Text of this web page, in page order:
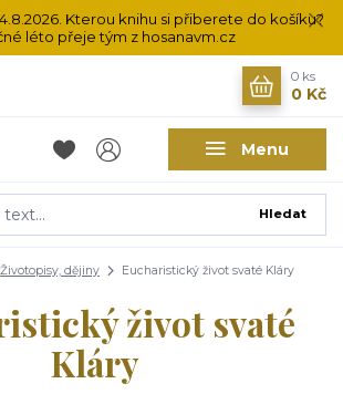
Kterou knihu si přiberete do košíku?
léto přeje tým z hosanavm.cz
Menu
Hledat
0 ks
0 Kč
Životopisy, dějiny Eucharistický život svaté Kláry
život svaté
Kláry